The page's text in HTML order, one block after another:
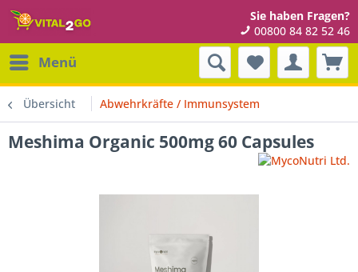
Sie haben Fragen?
00800 84 82 52 46
Menü
Übersicht Abwehrkräfte / Immunsystem
Meshima Organic 500mg 60 Capsules